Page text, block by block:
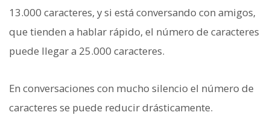
13.000 caracteres, y si está conversando con amigos,
que tienden a hablar rápido, el número de caracteres
puede llegar a 25.000 caracteres.
En conversaciones con mucho silencio el número de
caracteres se puede reducir drásticamente.